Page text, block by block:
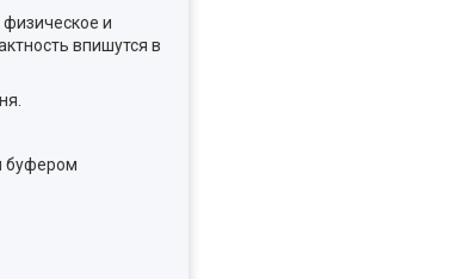
и
впишутся в
буфером